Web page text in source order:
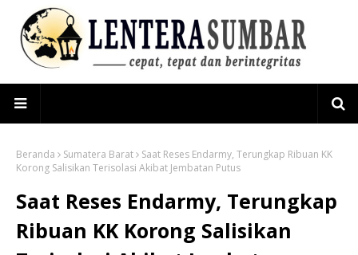
Beranda Sumatera Barat
Saat Reses Endarmy, Terungkap Ribuan KK
Korong Salisikan Terisolasi Akibat Jembatan Putus
Saat Reses Endarmy, Terungkap
Ribuan KK Korong Salisikan